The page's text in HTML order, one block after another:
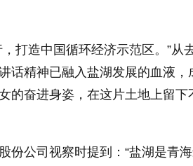
造中国循环经济示范区。”从
话精神已融入盐湖发展的血液
的奋进身姿，在这片土地上留下
公司视察时提到：“盐湖是青海